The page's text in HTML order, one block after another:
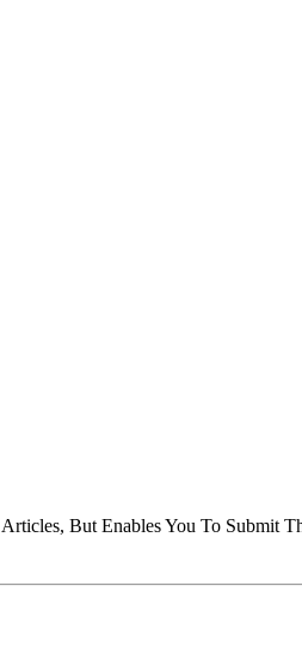
But Enables You To Submit